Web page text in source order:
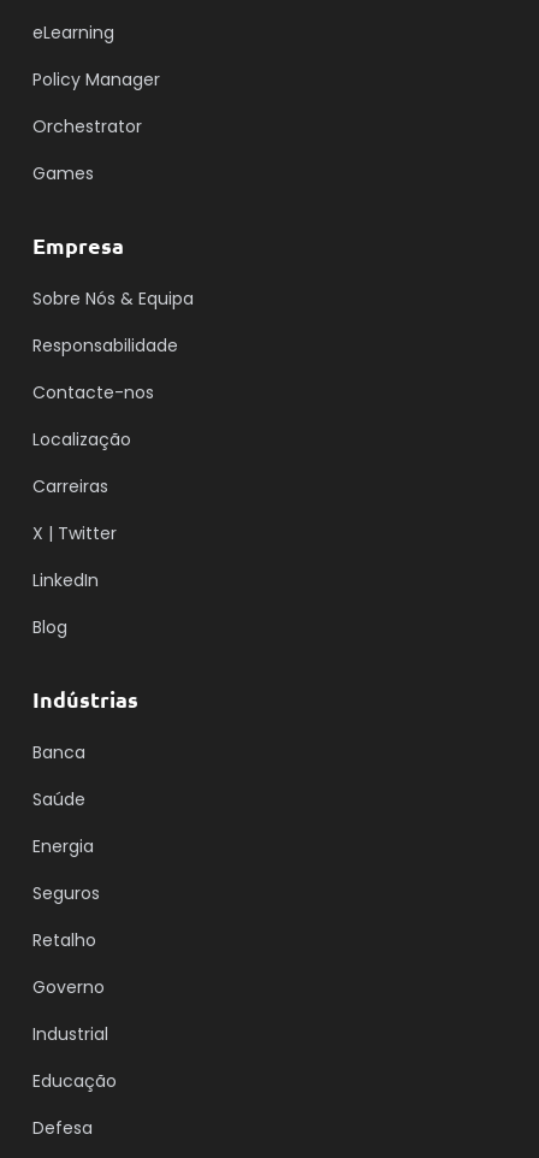
eLearning
Policy Manager
Orchestrator
Games
Empresa
Sobre Nós & Equipa
Responsabilidade
Contacte-nos
Localização
Carreiras
X | Twitter
LinkedIn
Blog
Indústrias
Banca
Saúde
Energia
Seguros
Retalho
Governo
Industrial
Educação
Defesa